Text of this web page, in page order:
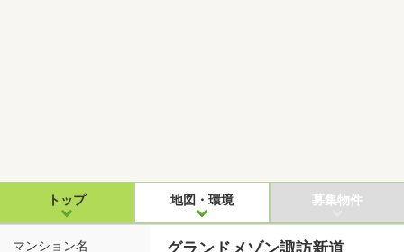
トップ 地図・環境 募集物件
マンション名 グランドメゾン諏訪新道